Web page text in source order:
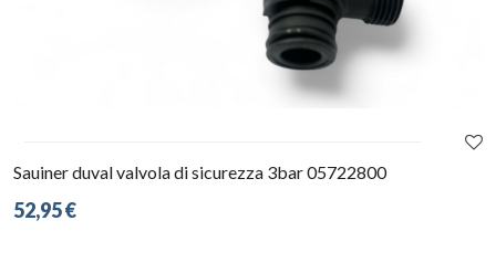
Sauiner duval valvola di sicurezza 3bar 05722800
52,95 €